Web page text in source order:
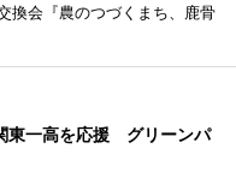
換会『農のつづくまち、鹿骨
東一高を応援 グリーンパ